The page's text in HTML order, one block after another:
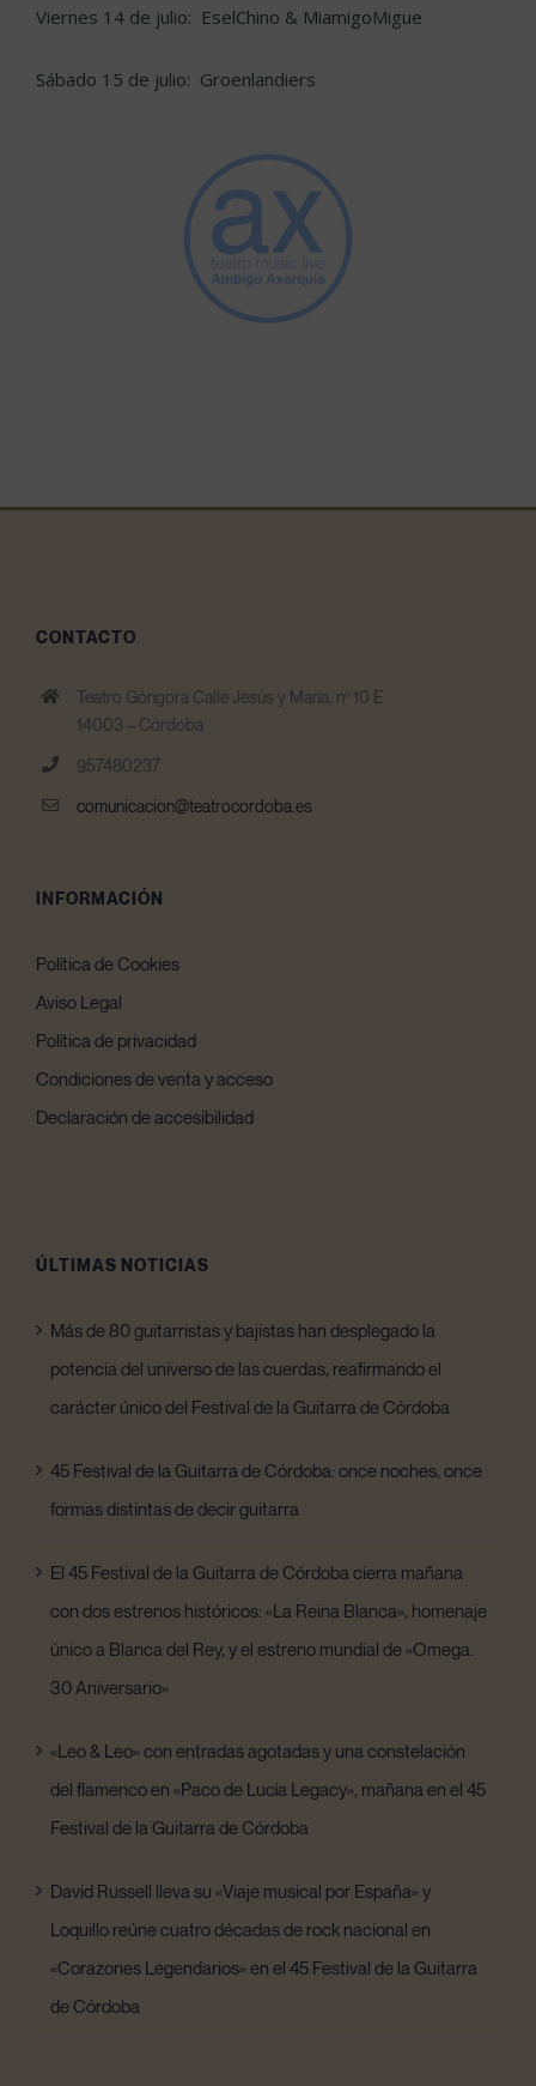
Viernes 14 de julio: EselChino & MiamigoMigue
Sábado 15 de julio: Groenlandiers
CONTACTO
Teatro Góngora Calle Jesús y María, nº 10 E
14003 – Córdoba
957480237
comunicacion@teatrocordoba.es
INFORMACIÓN
Política de Cookies
Aviso Legal
Política de privacidad
Condiciones de venta y acceso
Declaración de accesibilidad
ÚLTIMAS NOTICIAS
Más de 80 guitarristas y bajistas han desplegado la
potencia del universo de las cuerdas, reafirmando el
carácter único del Festival de la Guitarra de Córdoba
45 Festival de la Guitarra de Córdoba: once noches, once
formas distintas de decir guitarra
El 45 Festival de la Guitarra de Córdoba cierra mañana
con dos estrenos históricos: «La Reina Blanca», homenaje
único a Blanca del Rey, y el estreno mundial de «Omega.
30 Aniversario»
«Leo & Leo» con entradas agotadas y una constelación
del flamenco en «Paco de Lucía Legacy», mañana en el 45
Festival de la Guitarra de Córdoba
David Russell lleva su «Viaje musical por España» y
Loquillo reúne cuatro décadas de rock nacional en
«Corazones Legendarios» en el 45 Festival de la Guitarra
de Córdoba